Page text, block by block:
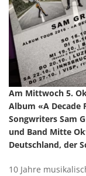
Am Mittwoch 5.
Album «A Decade
Songwriters Sam
und Band Mitte
Deutschland, der
10 Jahre